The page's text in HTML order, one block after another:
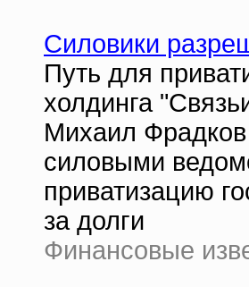
Силовики
Путь для
холдинга
Михаил Фрадков
силовыми
приватизацию
за долги
Финансовые